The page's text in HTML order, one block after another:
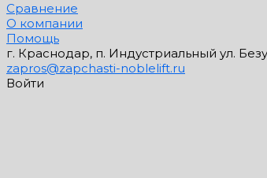
Сравнение
О компании
Помощь
г. Краснодар, п. Индустриальный ул.
zapros@zapchasti-noblelift.ru
Войти